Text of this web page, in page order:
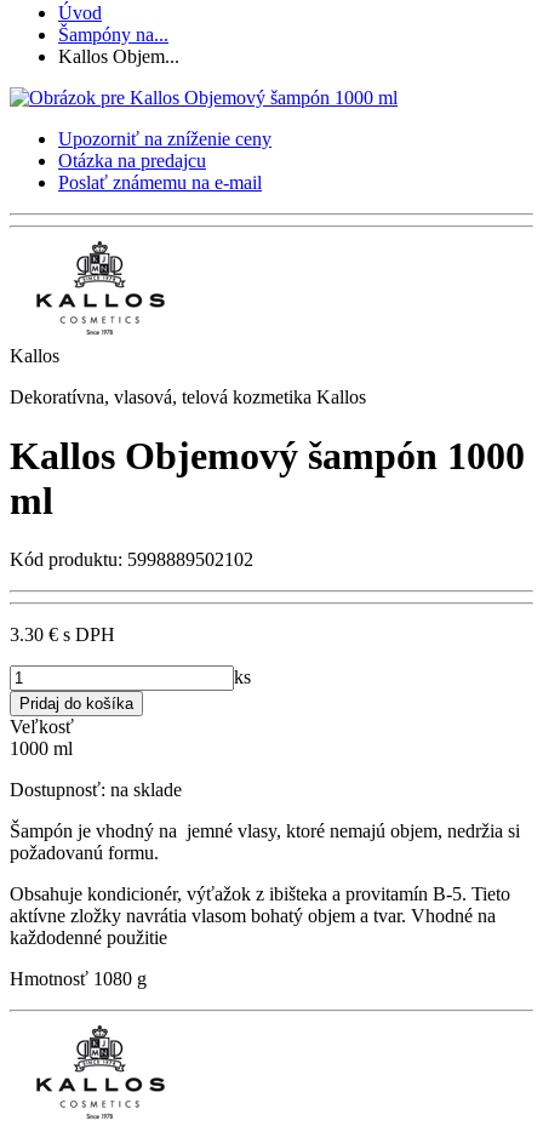
Úvod
Šampóny na...
Kallos Objem...
Upozorniť na zníženie ceny
Otázka na predajcu
Poslať známemu na e-mail
Kallos
Dekoratívna, vlasová, telová kozmetika Kallos
Kallos Objemový šampón 1000
ml
Kód produktu: 5998889502102
3.30 € s DPH
ks
Veľkosť
1000 ml
Dostupnosť: na sklade
Šampón je vhodný na jemné vlasy, ktoré nemajú objem, nedržia si
požadovanú formu.
Obsahuje kondicionér, výťažok z ibišteka a provitamín B-5. Tieto
aktívne zložky navrátia vlasom bohatý objem a tvar. Vhodné na
každodenné použitie
Hmotnosť 1080 g